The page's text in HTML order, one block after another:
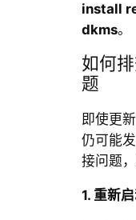
install
dkms。
如何
题
即使更
仍可能
接问题
1. 重新